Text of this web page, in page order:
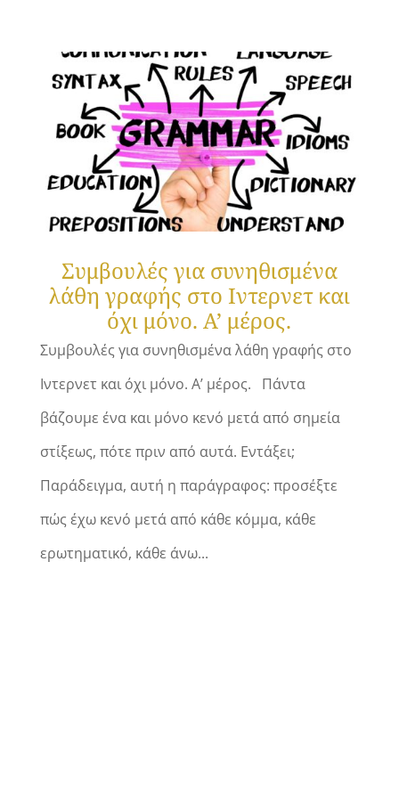
Συμβουλές για συνηθισμένα
λάθη γραφής στο Ιντερνετ και
όχι μόνο. Α’ μέρος.
Συμβουλές για συνηθισμένα λάθη γραφής στο
Ιντερνετ και όχι μόνο. Α’ μέρος. Πάντα
βάζουμε ένα και μόνο κενό μετά από σημεία
στίξεως, πότε πριν από αυτά. Εντάξει;
Παράδειγμα, αυτή η παράγραφος: προσέξτε
πώς έχω κενό μετά από κάθε κόμμα, κάθε
ερωτηματικό, κάθε άνω...